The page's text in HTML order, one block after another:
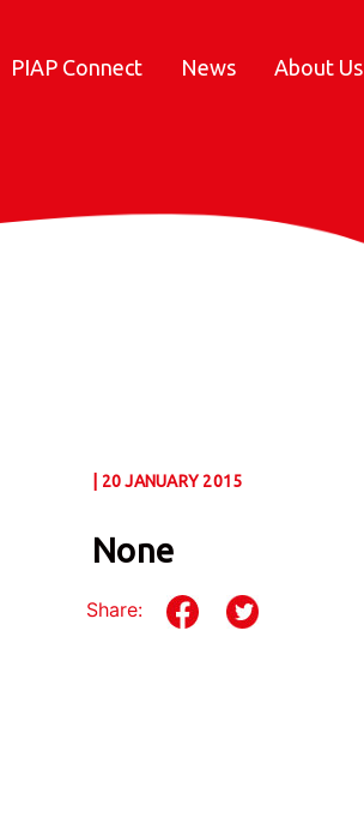
PIAP Connect News About Us
| 20 JANUARY 2015
None
Share: